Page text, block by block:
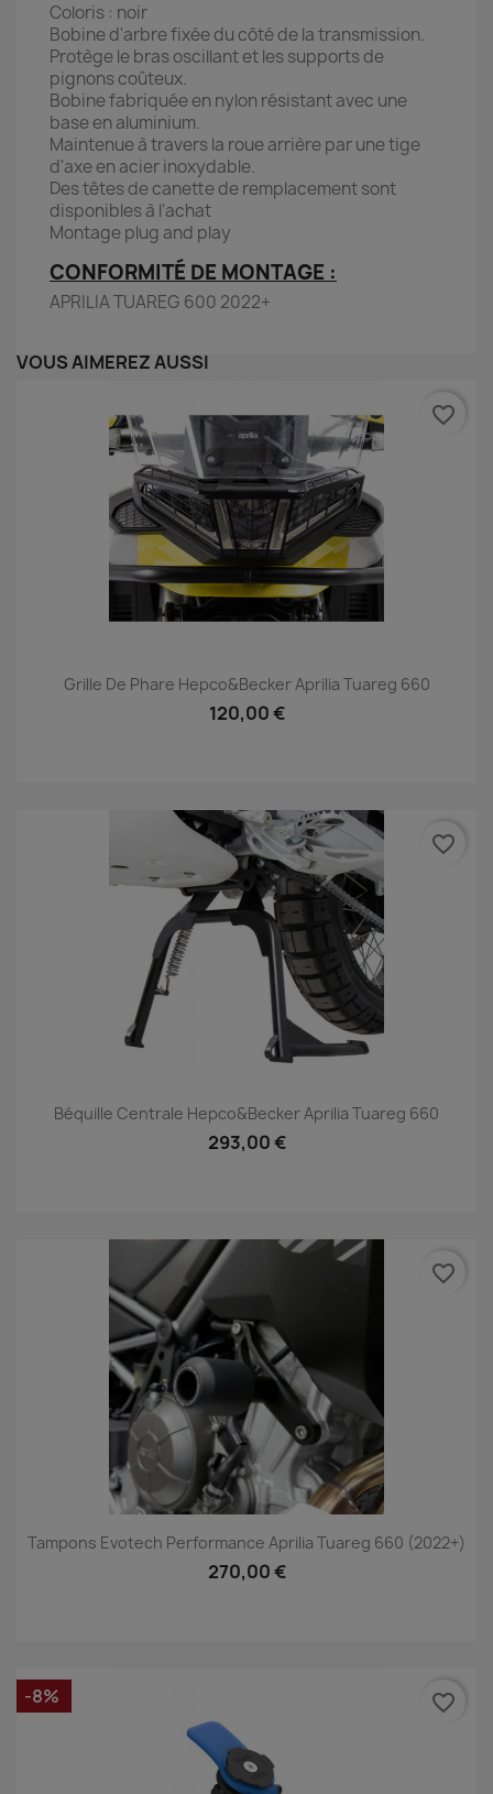
Coloris : noir
Bobine d'arbre fixée du côté de la transmission.
Protège le bras oscillant et les supports de
pignons coûteux.
Bobine fabriquée en nylon résistant avec une
base en aluminium.
Maintenue à travers la roue arrière par une tige
d'axe en acier inoxydable.
Des têtes de canette de remplacement sont
disponibles à l'achat
Montage plug and play
CONFORMITÉ DE MONTAGE :
APRILIA TUAREG 600 2022+
VOUS AIMEREZ AUSSI
Grille De Phare Hepco&Becker Aprilia Tuareg 660
120,00 €
favorite_border
Béquille Centrale Hepco&Becker Aprilia Tuareg 660
293,00 €
favorite_border
Tampons Evotech Performance Aprilia Tuareg 660 (2022+)
270,00 €
favorite_border
-8% favorite_border